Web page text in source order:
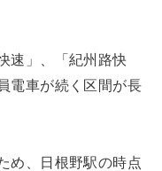
速」、「紀州路快
電車が続く区間が長
め、日根野駅の時点